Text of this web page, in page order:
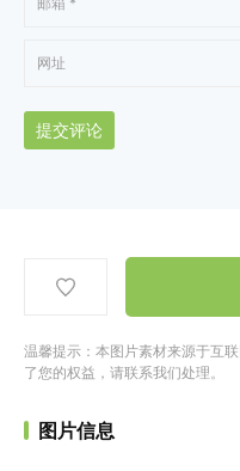
提交评论
温馨提示：本图片素材来源于互
了您的权益，请联系我们处理。
图片信息